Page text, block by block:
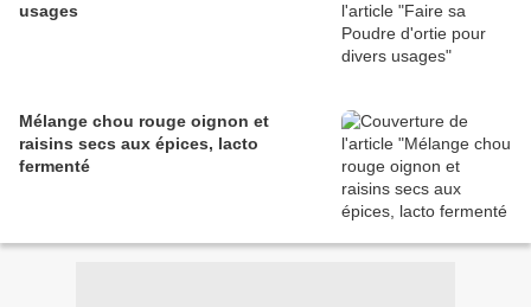
usages
Mélange chou rouge oignon et
raisins secs aux épices, lacto
fermenté